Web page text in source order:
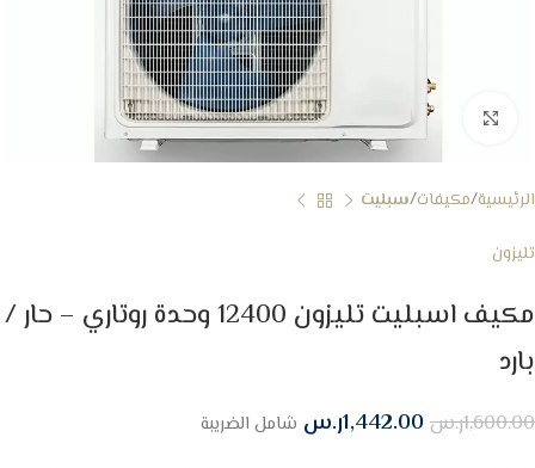
Click to enlarge
الرئيسية مكيفات سبليت
تليزون
مكيف اسبليت تليزون 12400 وحدة روتاري – حار /
بارد
1,600.00ر.س1,442.00ر.س شامل الضريبة